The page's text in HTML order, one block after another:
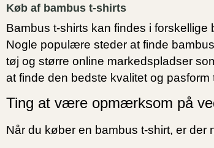
Køb af bambus t-shirts
Bambus t-shirts kan findes i
Nogle populære steder at finde
tøj og større online markedspladser
at finde den bedste kvalitet og pasform
Ting at være opmærksom på
Når du køber en bambus t-shirt, er